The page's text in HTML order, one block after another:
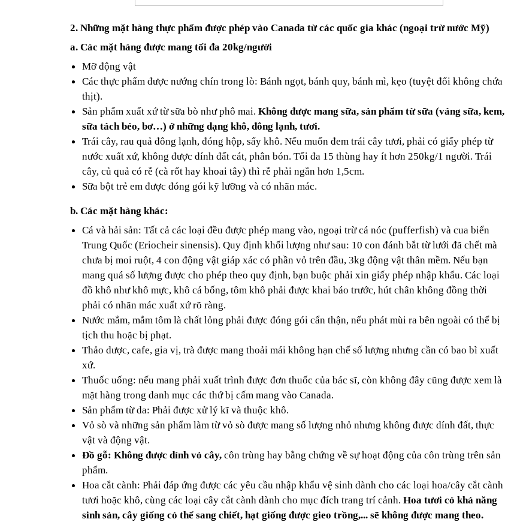
2. Những mặt hàng thực phẩm được phép vào Canada từ các quốc gia khác (ngoại trừ nước Mỹ)
a. Các mặt hàng được mang tối đa 20kg/người
Mỡ động vật
Các thực phẩm được nướng chín trong lò: Bánh ngọt, bánh quy, bánh mì, kẹo (tuyệt đối không chứa
thịt).
Sản phẩm xuất xứ từ sữa bò như phô mai. Không được mang sữa, sản phẩm từ sữa (váng sữa, kem,
sữa tách béo, bơ…) ở những dạng khô, đông lạnh, tươi.
Trái cây, rau quả đông lạnh, đóng hộp, sấy khô. Nếu muốn đem trái cây tươi, phải có giấy phép từ
nước xuất xứ, không được dính đất cát, phân bón. Tối đa 15 thùng hay ít hơn 250kg/1 người. Trái
cây, củ quả có rễ (cà rốt hay khoai tây) thì rễ phải ngắn hơn 1,5cm.
Sữa bột trẻ em được đóng gói kỹ lưỡng và có nhãn mác.
b. Các mặt hàng khác:
Cá và hải sản: Tất cả các loại đều được phép mang vào, ngoại trừ cá nóc (pufferfish) và cua biển
Trung Quốc (Eriocheir sinensis). Quy định khối lượng như sau: 10 con đánh bắt từ lưới đã chết mà
chưa bị moi ruột, 4 con động vật giáp xác có phần vỏ trên đầu, 3kg động vật thân mềm. Nếu bạn
mang quá số lượng được cho phép theo quy định, bạn buộc phải xin giấy phép nhập khẩu. Các loại
đồ khô như khô mực, khô cá bống, tôm khô phải được khai báo trước, hút chân không đồng thời
phải có nhãn mác xuất xứ rõ ràng.
Nước mắm, mắm tôm là chất lỏng phải được đóng gói cẩn thận, nếu phát mùi ra bên ngoài có thể bị
tịch thu hoặc bị phạt.
Thảo dược, cafe, gia vị, trà được mang thoải mái không hạn chế số lượng nhưng cần có bao bì xuất
xứ.
Thuốc uống: nếu mang phải xuất trình được đơn thuốc của bác sĩ, còn không đây cũng được xem là
mặt hàng trong danh mục các thứ bị cấm mang vào Canada.
Sản phẩm từ da: Phải được xử lý kĩ và thuộc khô.
Vỏ sò và những sản phẩm làm từ vỏ sò được mang số lượng nhỏ nhưng không được dính đất, thực
vật và động vật.
Đồ gỗ: Không được dính vỏ cây, côn trùng hay bằng chứng về sự hoạt động của côn trùng trên sản
phẩm.
Hoa cắt cành: Phải đáp ứng được các yêu cầu nhập khẩu vệ sinh dành cho các loại hoa/cây cắt cành
tươi hoặc khô, cùng các loại cây cắt cành dành cho mục đích trang trí cảnh. Hoa tươi có khả năng
sinh sản, cây giống có thể sang chiết, hạt giống được gieo trồng,... sẽ không được mang theo.